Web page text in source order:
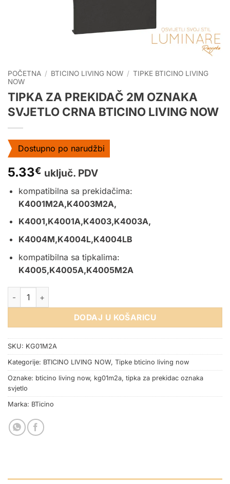
POČETNA / BTICINO LIVING NOW / TIPKE BTICINO LIVING
NOW
TIPKA ZA PREKIDAČ 2M OZNAKA
SVJETLO CRNA BTICINO LIVING NOW
Dostupno po narudžbi
5.33€ uključ. PDV
kompatibilna sa prekidačima:
K4001M2A,K4003M2A,
K4001,K4001A,K4003,K4003A,
K4004M,K4004L,K4004LB
kompatibilna sa tipkalima:
K4005,K4005A,K4005M2A
TIPKA ZA PREKIDAČ 2M OZNAKA SVJETLO CRNA BTICINO
DODAJ U KOŠARICU
SKU: KG01M2A
Kategorije: BTICINO LIVING NOW, Tipke bticino living now
Oznake: bticino living now, kg01m2a, tipka za prekidac oznaka
svjetlo
Marka: BTicino